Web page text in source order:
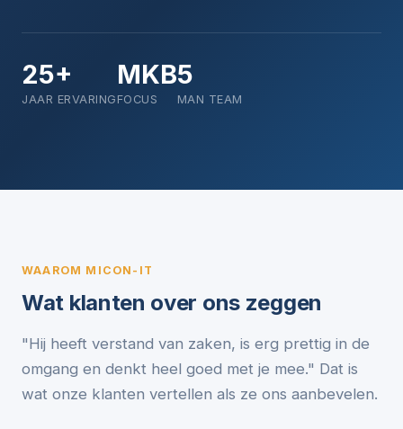
25+
JAAR ERVARING
MKB
FOCUS
5
MAN TEAM
WAAROM MICON-IT
Wat klanten over ons zeggen
"Hij heeft verstand van zaken, is erg prettig in de
omgang en denkt heel goed met je mee." Dat is
wat onze klanten vertellen als ze ons aanbevelen.